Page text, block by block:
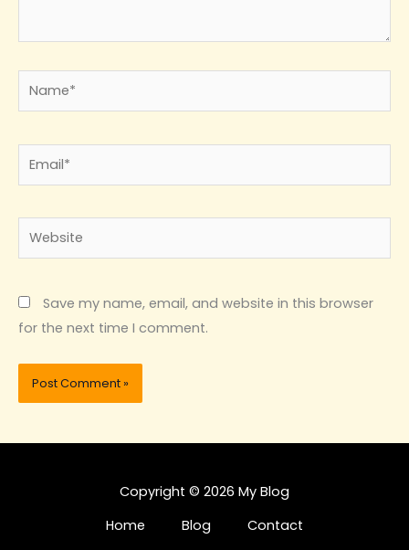
Name*
Website
Save my name, email, and website in this browser
for the next time I comment.
Copyright © 2026 My Blog
Home
Blog Contact